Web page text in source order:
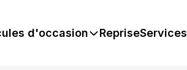
d'occasion RepriseServices